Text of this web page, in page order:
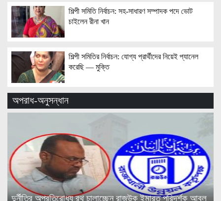
শিল্পী সমিতি নির্বাচন: সহ-সাধারণ সম্পাদক পদে ভোট
চাইলেন রীনা খান
শিল্পী সমিতির নির্বাচন: যোগ্য প্রার্থীদের নিয়েই প্যানেল
করেছি — মুক্তি
অপরাধ-অনুসন্ধান
দুর্নীতির অপ্রতিরোধ্য রথ চালাচ্ছেন রাজউক ইমারত পরিদর্শক আবুল